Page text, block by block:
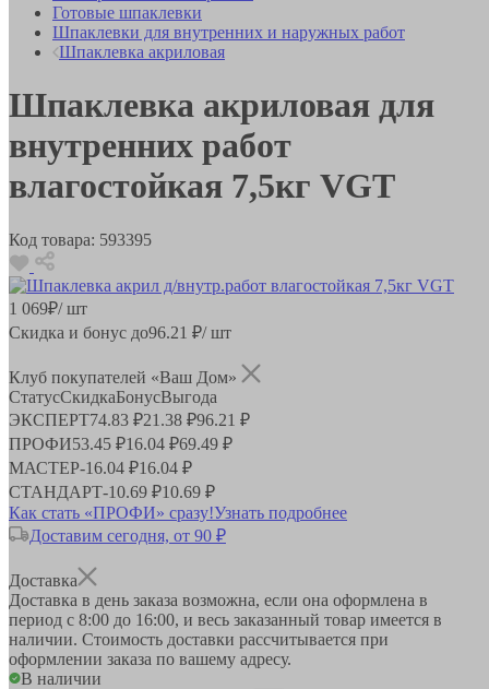
Готовые шпаклевки
Шпаклевки для внутренних и наружных работ
Шпаклевка акриловая
Шпаклевка акриловая для
внутренних работ
влагостойкая 7,5кг VGT
Код товара: 593395
1 069₽/ шт
Скидка и бонус до96.21 ₽/ шт
Клуб покупателей «Ваш Дом»
СтатусСкидкаБонусВыгода
ЭКСПЕРТ74.83 ₽21.38 ₽96.21 ₽
ПРОФИ53.45 ₽16.04 ₽69.49 ₽
МАСТЕР-16.04 ₽16.04 ₽
СТАНДАРТ-10.69 ₽10.69 ₽
Как стать «ПРОФИ» сразу!Узнать подробнее
Доставим сегодня, от 90 ₽
Доставка
Доставка в день заказа возможна, если она оформлена в
период с 8:00 до 16:00, и весь заказанный товар имеется в
наличии. Стоимость доставки рассчитывается при
оформлении заказа по вашему адресу.
В наличии